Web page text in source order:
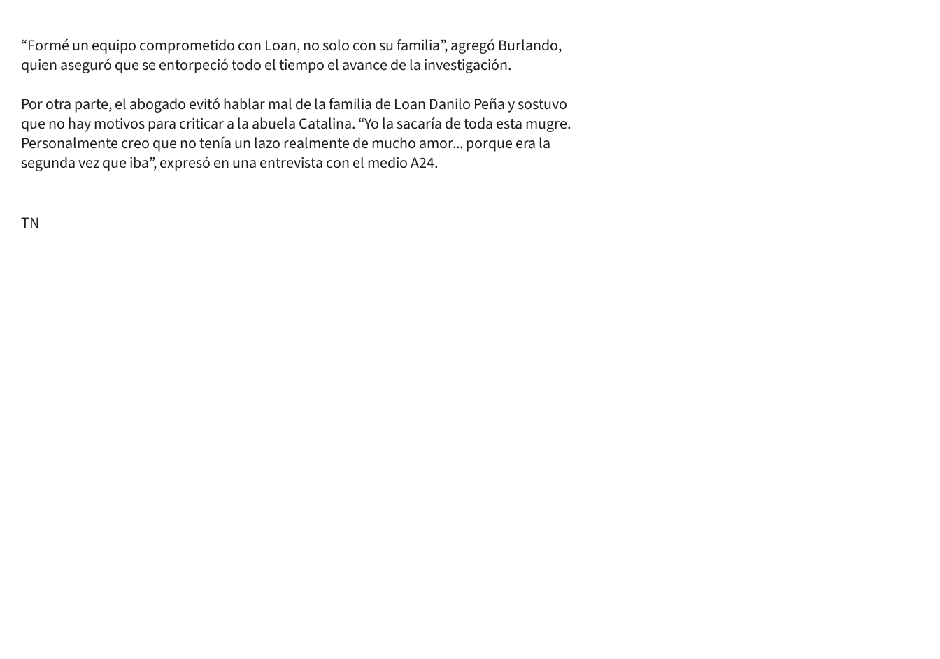
“Formé un equipo comprometido con Loan, no solo con su familia”, agregó Burlando,
quien aseguró que se entorpeció todo el tiempo el avance de la investigación.
Por otra parte, el abogado evitó hablar mal de la familia de Loan Danilo Peña y sostuvo
que no hay motivos para criticar a la abuela Catalina. “Yo la sacaría de toda esta mugre.
Personalmente creo que no tenía un lazo realmente de mucho amor... porque era la
segunda vez que iba”, expresó en una entrevista con el medio A24.
TN